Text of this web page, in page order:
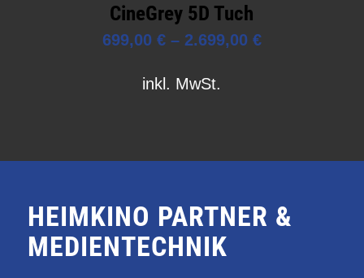
CineGrey 5D Tuch
699,00 €– 2.699,00 €
inkl. MwSt.
HEIMKINO PARTNER &
MEDIENTECHNIK